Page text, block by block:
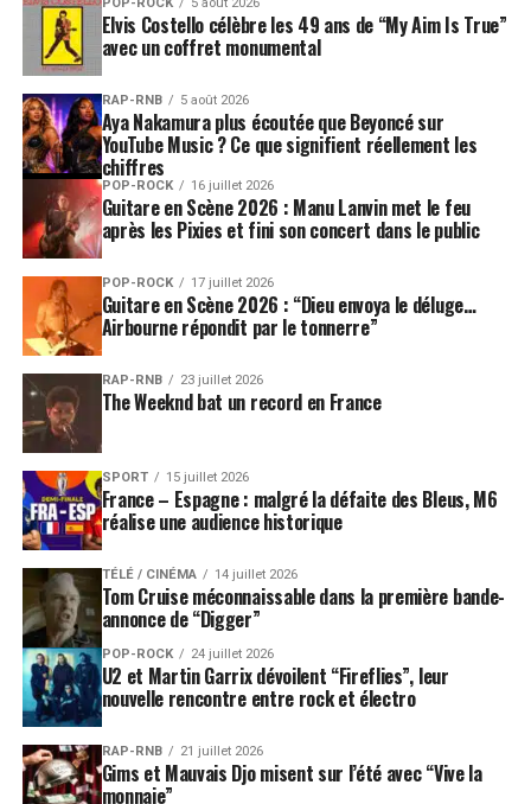
deux musiques sont multiples et de nombreux rappeurs
revendiquent le jazz comme in uence première tout
comme les jazzmen aiment ouvrir le jazz au hip hop.
Pour cette édition, le festival a la chance d’accueillir le
groupe légendaireDe La Soul. Cette même soirée
débutera par une création Mouv’, Adami et Radio France
qui unit l’Orchestre national de Lyon,
la fine fleur du rap français avecMC Solaar,Arsenik
Bigflo & Olisous la direction artistique d’Issam Krimi.
Le hip hop sera également présent le 30 juin avec le
rappeur-poèteAbd Al Malikcomme invité d’Ahmad
Jamal, le 10 juillet avec la reine incontestée du hip hop
soul,Mary J. Blige
de Deluxe qui aiment mélanger, swing, funk et hip hop.
La soirée Cuba présente deux très beaux projets. Une
création autour du pianiste Roberto Fonseca qui invite
le leader-créateur duBuena Vista Social Club,Eliades
Ochoaet l’enchanteuseDaymé Arocena
cette soirée la diva béninoise
hommage au répertoire de la Reina de la Salsa,Celia
Cruzavec en invité l’un des meilleurs percussionnistes
de Cuba :
La nouvelle génération sera cette année incarnée par
les brésiliens de Bixiga 70, la chanteuse
pianisteYaron Herman, le trompettiste
Scott,la harpisteLaura Perrudin , le groupe américain
Elvis Costello célèbre les 49 ans de “My Aim Is True”
avec un coffret monumental
RAP-RNB 5 août 2026
Aya Nakamura plus écoutée que Beyoncé sur
YouTube Music ? Ce que signifient réellement les
chiffres
POP-ROCK 16 juillet 2026
Guitare en Scène 2026 : Manu Lanvin met le feu
après les Pixies et fini son concert dans le public
POP-ROCK 17 juillet 2026
Guitare en Scène 2026 : “Dieu envoya le déluge…
Airbourne répondit par le tonnerre”
RAP-RNB 23 juillet 2026
The Weeknd bat un record en France
SPORT 15 juillet 2026
France – Espagne : malgré la défaite des Bleus, M6
réalise une audience historique
TÉLÉ / CINÉMA 14 juillet 2026
Tom Cruise méconnaissable dans la première bande-
annonce de “Digger”
POP-ROCK 24 juillet 2026
U2 et Martin Garrix dévoilent “Fireflies”, leur
nouvelle rencontre entre rock et électro
RAP-RNB 21 juillet 2026
Gims et Mauvais Djo misent sur l’été avec “Vive la
monnaie”